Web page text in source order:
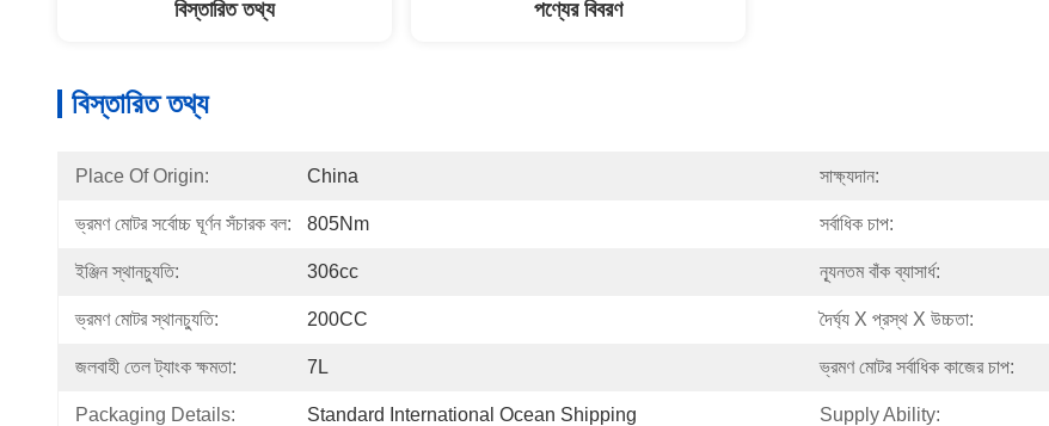
বিস্তারিত তথ্য পণ্যের বিবরণ
বিস্তারিত তথ্য
Place Of Origin: China সাক্ষ্যদান:
ভ্রমণ মোটর সর্বোচ্চ ঘূর্ণন সঁচারক বল: 805Nm সর্বাধিক চাপ:
ইঞ্জিন স্থানচ্যুতি: 306cc ন্যূনতম বাঁক ব্যাসার্ধ:
ভ্রমণ মোটর স্থানচ্যুতি: 200CC দৈর্ঘ্য X প্রস্থ X উচ্চতা:
জলবাহী তেল ট্যাংক ক্ষমতা: 7L ভ্রমণ মোটর সর্বাধিক কাজের চাপ:
Packaging Details: Standard International Ocean Shipping Supply Ability: